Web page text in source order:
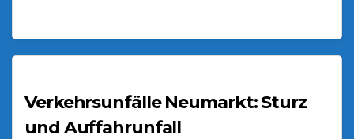
Verkehrsunfälle Neumarkt: Sturz
und Auffahrunfall